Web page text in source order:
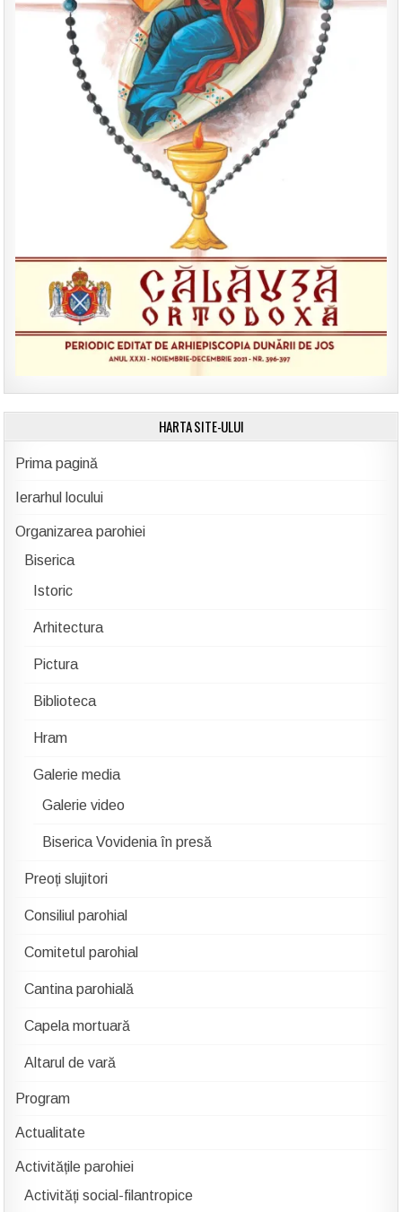
HARTA SITE-ULUI
Prima pagină
Ierarhul locului
Organizarea parohiei
Biserica
Istoric
Arhitectura
Pictura
Biblioteca
Hram
Galerie media
Galerie video
Biserica Vovidenia în presă
Preoți slujitori
Consiliul parohial
Comitetul parohial
Cantina parohială
Capela mortuară
Altarul de vară
Program
Actualitate
Activitățile parohiei
Activități social-filantropice